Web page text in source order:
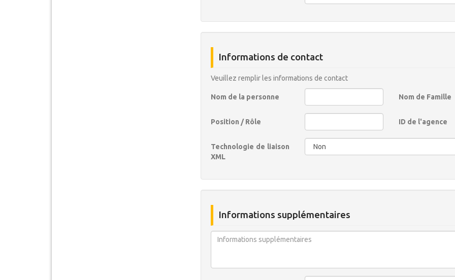
Informations de contact
Veuillez remplir les informations de contact
Nom de la personne Nom de Famille
Position / Rôle ID de l'agence
Technologie de liaison
XML
Informations supplémentaires